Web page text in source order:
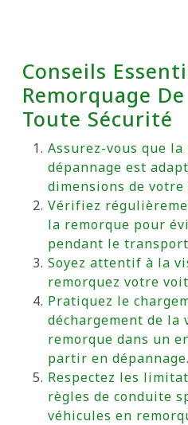
Conseils
Remorquage
Toute Sécurité
Assurez-vous que la
dépannage est
dimensions de
Vérifiez
la remorque pour
pendant le
Soyez attentif à la
remorquez votre
Pratiquez le
déchargement de
remorque dans un
partir en dépannage.
Respectez les
règles de conduite
véhicules en